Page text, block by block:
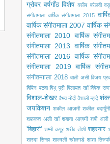
ग्रोवर वर्षगाँठ विशेष वसीम बरेलवी
संगीतमाला वार्षिक संगीतमाला 2015
वार्षिक संगीतमाला 2007 वार्षिक
संगीतमाला 2010 वार्षिक
संगीतमाला 2013
वार्षिक
संगीतमाला 2016
वार्षिक
संगीतमाला 2019
वार्षिक
संगीतमााला 2018 वाली असी विजय
विपिन पटवा विभु पुरी विलायत खाँ विवेक
विशाल-शेखर वैभव मोदी वैशाली म्हादे
जयकिशन शकील आज़मी शकील बदायुँनी
शफ़क़त अली खाँ शबाना आज़मी शबी अली
'बिहारी' शम्मी कपूर शरीब तोशी शहरयार
शारदा सिन्हा शाल्मली खोलगडे शाशा